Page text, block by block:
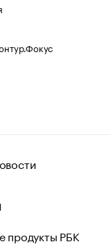
продукты РБК